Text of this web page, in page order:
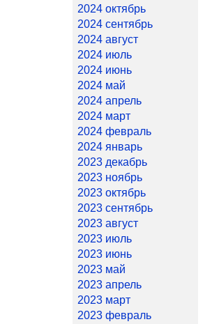
2024 октябрь
2024 сентябрь
2024 август
2024 июль
2024 июнь
2024 май
2024 апрель
2024 март
2024 февраль
2024 январь
2023 декабрь
2023 ноябрь
2023 октябрь
2023 сентябрь
2023 август
2023 июль
2023 июнь
2023 май
2023 апрель
2023 март
2023 февраль